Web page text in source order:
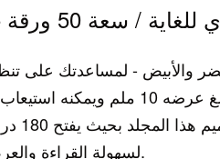
والأبيض - لمساعدتك على
مستنداتك بطريقة أكثر تنظيمًا. تم تصميمه بمظهر كلاسيكي واحترافي، ويبلغ عرضه 10 ملم
يصل إلى 50 ورقة دون أن ينزلق
لسهولة القراءة والعرض.